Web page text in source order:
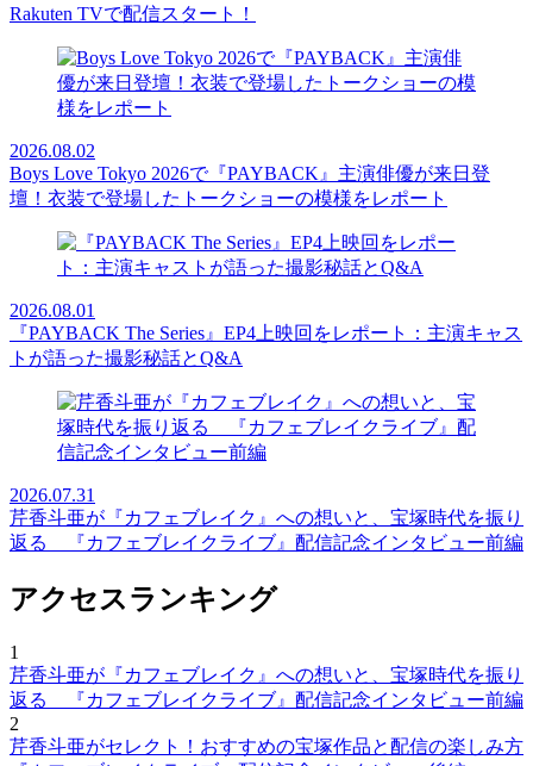
Rakuten TVで配信スタート！
2026.08.02
Boys Love Tokyo 2026で『PAYBACK』主演俳優が来日登
壇！衣装で登場したトークショーの模様をレポート
2026.08.01
『PAYBACK The Series』EP4上映回をレポート：主演キャス
トが語った撮影秘話とQ&A
2026.07.31
芹香斗亜が『カフェブレイク』への想いと、宝塚時代を振り
返る 『カフェブレイクライブ』配信記念インタビュー前編
アクセスランキング
1
芹香斗亜が『カフェブレイク』への想いと、宝塚時代を振り
返る 『カフェブレイクライブ』配信記念インタビュー前編
2
芹香斗亜がセレクト！おすすめの宝塚作品と配信の楽しみ方